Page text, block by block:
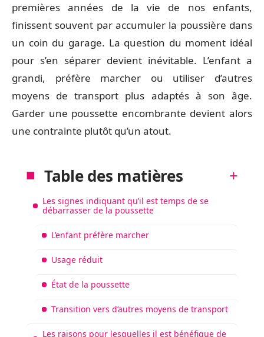
premières années de la vie de nos enfants,
finissent souvent par accumuler la poussière dans
un coin du garage. La question du moment idéal
pour s’en séparer devient inévitable. L’enfant a
grandi, préfère marcher ou utiliser d’autres
moyens de transport plus adaptés à son âge.
Garder une poussette encombrante devient alors
une contrainte plutôt qu’un atout.
Table des matières
Les signes indiquant qu’il est temps de se
débarrasser de la poussette
L’enfant préfère marcher
Usage réduit
État de la poussette
Transition vers d’autres moyens de transport
Les raisons pour lesquelles il est bénéfique de